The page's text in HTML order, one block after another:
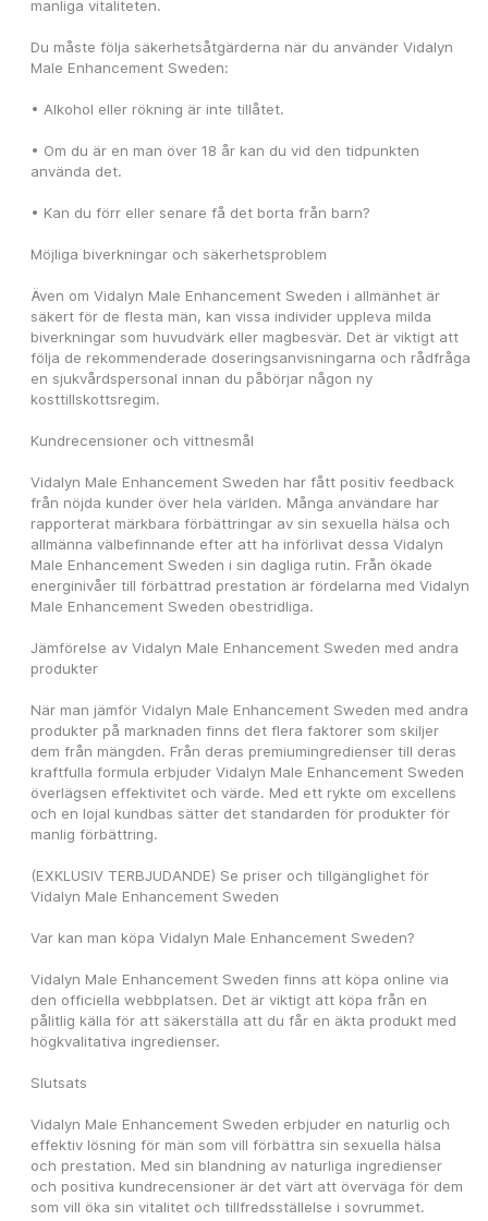
manliga vitaliteten.
Du måste följa säkerhetsåtgärderna när du använder Vidalyn
Male Enhancement Sweden:
• Alkohol eller rökning är inte tillåtet.
• Om du är en man över 18 år kan du vid den tidpunkten
använda det.
• Kan du förr eller senare få det borta från barn?
Möjliga biverkningar och säkerhetsproblem
Även om Vidalyn Male Enhancement Sweden i allmänhet är
säkert för de flesta män, kan vissa individer uppleva milda
biverkningar som huvudvärk eller magbesvär. Det är viktigt att
följa de rekommenderade doseringsanvisningarna och rådfråga
en sjukvårdspersonal innan du påbörjar någon ny
kosttillskottsregim.
Kundrecensioner och vittnesmål
Vidalyn Male Enhancement Sweden har fått positiv feedback
från nöjda kunder över hela världen. Många användare har
rapporterat märkbara förbättringar av sin sexuella hälsa och
allmänna välbefinnande efter att ha införlivat dessa Vidalyn
Male Enhancement Sweden i sin dagliga rutin. Från ökade
energinivåer till förbättrad prestation är fördelarna med Vidalyn
Male Enhancement Sweden obestridliga.
Jämförelse av Vidalyn Male Enhancement Sweden med andra
produkter
När man jämför Vidalyn Male Enhancement Sweden med andra
produkter på marknaden finns det flera faktorer som skiljer
dem från mängden. Från deras premiumingredienser till deras
kraftfulla formula erbjuder Vidalyn Male Enhancement Sweden
överlägsen effektivitet och värde. Med ett rykte om excellens
och en lojal kundbas sätter det standarden för produkter för
manlig förbättring.
(EXKLUSIV TERBJUDANDE) Se priser och tillgänglighet för
Vidalyn Male Enhancement Sweden
Var kan man köpa Vidalyn Male Enhancement Sweden?
Vidalyn Male Enhancement Sweden finns att köpa online via
den officiella webbplatsen. Det är viktigt att köpa från en
pålitlig källa för att säkerställa att du får en äkta produkt med
högkvalitativa ingredienser.
Slutsats
Vidalyn Male Enhancement Sweden erbjuder en naturlig och
effektiv lösning för män som vill förbättra sin sexuella hälsa
och prestation. Med sin blandning av naturliga ingredienser
och positiva kundrecensioner är det värt att överväga för dem
som vill öka sin vitalitet och tillfredsställelse i sovrummet.